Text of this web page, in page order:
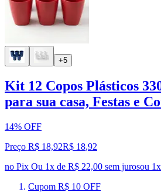
+5
Kit 12 Copos Plásticos
para sua casa, Festas e
14% OFF
Preço R$ 18,92R$ 18,92
no Pix Ou 1x de R$ 22,00 sem jurosou 1
Cupom R$ 10 OFF